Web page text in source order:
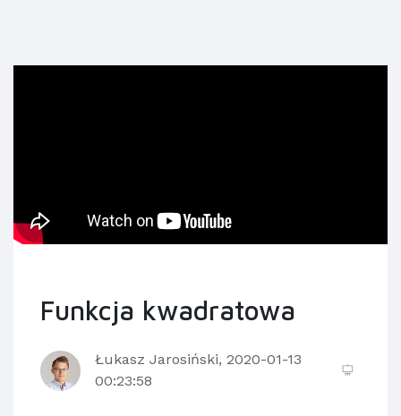
Funkcja kwadratowa
Łukasz Jarosiński, 2020-01-13
00:23:58